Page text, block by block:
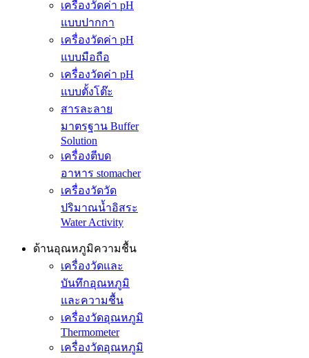
เครื่องวัดค่า pH
แบบปากกา
เครื่องวัดค่า pH
แบบมือถือ
เครื่องวัดค่า pH
แบบตั้งโต๊ะ
สารละลาย
มาตรฐาน Buffer
Solution
เครื่องตีบด
อาหาร stomacher
เครื่องวัดวัด
ปริมาณน้ำอิสระ
Water Activity
ด้านอุณหภูมิความชื้น
เครื่องวัดและ
บันทึกอุณหภูมิ
และความชื้น
เครื่องวัดอุณหภูมิ
Thermometer
เครื่องวัดอุณหภูมิ